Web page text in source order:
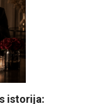
istorija: